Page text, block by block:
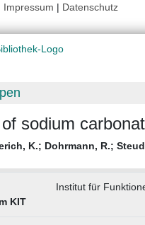
Impressum | Datenschutz
sodium
K.; Dohrmann, R.;
KIT
Institut für